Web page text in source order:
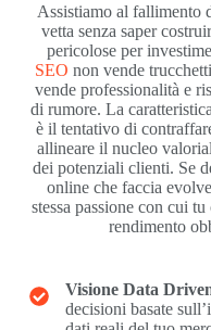
Assistiamo al fallimento
vetta senza saper
pericolose per
SEO non vende
vende professionalità e
di rumore. La
è il tentativo di
allineare il nucleo
dei potenziali clienti. Se
online che faccia
stessa passione con cui
rendimento
Visione Data
decisioni basate